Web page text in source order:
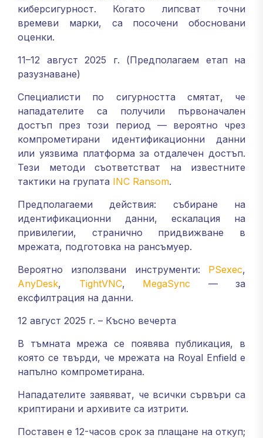
киберсигурност. Когато липсват точни
времеви марки, са посочени обосновани
оценки.
11–12 август 2025 г. (Предполагаем етап на
разузнаване)
Специалисти по сигурността смятат, че
нападателите са получили първоначален
достъп през този период — вероятно чрез
компрометирани идентификационни данни
или уязвима платформа за отдалечен достъп.
Тези методи съответстват на известните
тактики на групата INC Ransom.
Предполагаеми действия: събиране на
идентификационни данни, ескалация на
привилегии, странично придвижване в
мрежата, подготовка на рансъмуер.
Вероятно използвани инструменти: PSexec,
AnyDesk, TightVNC, MegaSync — за
ексфилтрация на данни.
12 август 2025 г. – Късно вечерта
В тъмната мрежа се появява публикация, в
която се твърди, че мрежата на Royal Enfield е
напълно компрометирана.
Нападателите заявяват, че всички сървъри са
криптирани и архивите са изтрити.
Поставен е 12-часов срок за плащане на откуп;